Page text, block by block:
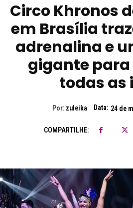
Circo Khronos
em Brasília
adrenalina e
gigante
todas as
Por: zuleika Data: 24 de
COMPARTILHE: